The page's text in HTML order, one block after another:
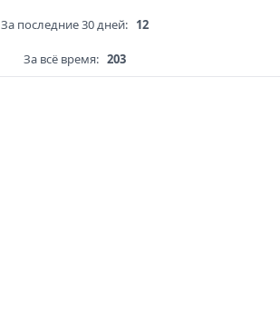
За последние 30 дней: 12
За всё время: 203